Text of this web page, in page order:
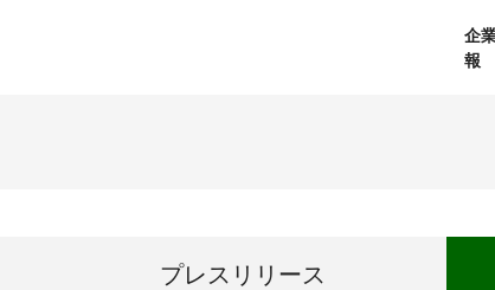
企
報
念
プレス リリース